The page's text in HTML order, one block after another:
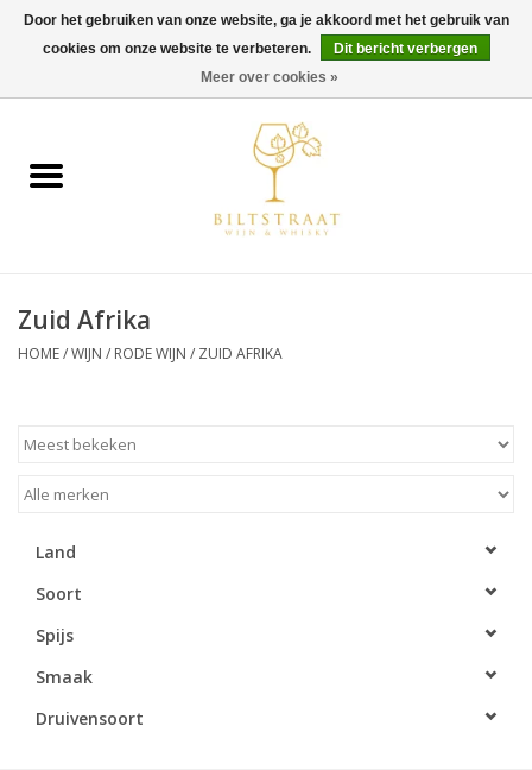
0 Artikelen - €0,00
Wijn
Gin & Tonic
Gedestilleerd
Relatiegeschenken
Sake
Zuid Afrika
HOME/WIJN / RODE WIJN / ZUID AFRIKA
Land
Soort
Spijs
Smaak
Druivensoort
Door het gebruiken van onze website, ga je akkoord met het gebruik van
cookies om onze website te verbeteren.
Dit bericht verbergen
Meer over cookies »